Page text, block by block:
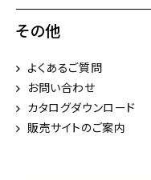
その他
よくあるご質問
お問い合わせ
カタログダウンロード
販売サイトのご案内